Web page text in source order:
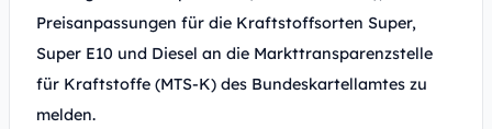
Preisanpassungen für die Kraftstoffsorten Super,
Super E10 und Diesel an die Markttransparenzstelle
für Kraftstoffe (MTS-K) des Bundeskartellamtes zu
melden.